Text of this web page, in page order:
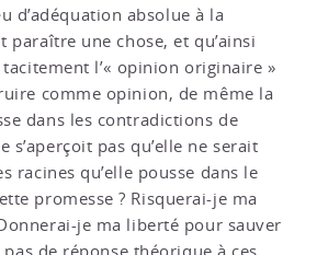
d’adéquation absolue à la
une chose, et qu’ainsi
l’« opinion originaire »
comme opinion, de même la
dans les contradictions de
s’aperçoit pas qu’elle ne serait
racines qu’elle pousse dans le
promesse ? Risquerai-je ma
je ma liberté pour sauver
pas de réponse théorique à ces